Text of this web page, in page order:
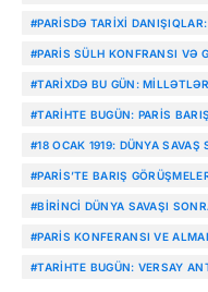
#PARISDƏ TARIXI
#PARIS SÜLH KONFRANSI VƏ
#TARIXDƏ BU GÜN:
#TARIHTE BUGÜN: PARIS
#18 OCAK 1919: DÜNYA SAVAŞ
#PARIS’TE BARIŞ
#BIRINCI DÜNYA SAVAŞI
#PARIS KONFERANSI VE
#TARIHTE BUGÜN: VERSAY